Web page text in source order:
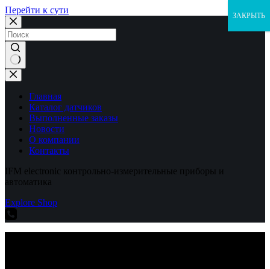
Перейти к сути
Ничего
не
найденоГлавная
Каталог датчиков
Выполненные заказы
Новости
О компании
Контакты
IFM electronic контрольно-измерительные приборы и
автоматика
Explore Shop
ЗАКРЫТЬ